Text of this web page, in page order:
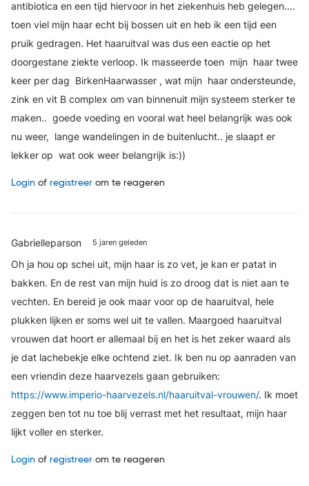
antibiotica en een tijd hiervoor in het ziekenhuis heb gelegen....
toen viel mijn haar echt bij bossen uit en heb ik een tijd een
pruik gedragen. Het haaruitval was dus een eactie op het
doorgestane ziekte verloop. Ik masseerde toen mijn haar twee
keer per dag BirkenHaarwasser , wat mijn haar ondersteunde,
zink en vit B complex om van binnenuit mijn systeem sterker te
maken.. goede voeding en vooral wat heel belangrijk was ook
nu weer, lange wandelingen in de buitenlucht.. je slaapt er
lekker op wat ook weer belangrijk is:))
Login of registreer om te reageren
Gabrielleparson 5 jaren geleden
Oh ja hou op schei uit, mijn haar is zo vet, je kan er patat in
bakken. En de rest van mijn huid is zo droog dat is niet aan te
vechten. En bereid je ook maar voor op de haaruitval, hele
plukken lijken er soms wel uit te vallen. Maargoed haaruitval
vrouwen dat hoort er allemaal bij en het is het zeker waard als
je dat lachebekje elke ochtend ziet. Ik ben nu op aanraden van
een vriendin deze haarvezels gaan gebruiken:
https://www.imperio-haarvezels.nl/haaruitval-vrouwen/. Ik moet
zeggen ben tot nu toe blij verrast met het resultaat, mijn haar
lijkt voller en sterker.
Login of registreer om te reageren